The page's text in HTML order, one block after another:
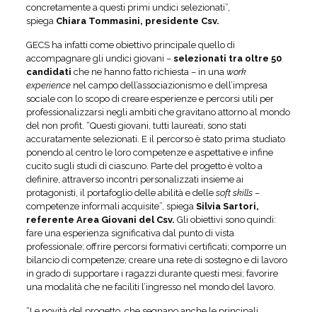
concretamente a questi primi undici selezionati”,
spiega Chiara Tommasini, presidente Csv.
GECS ha infatti come obiettivo principale quello di
accompagnare gli undici giovani –selezionati tra oltre 50
candidati che ne hanno fatto richiesta – in unawork
experiencenel campo dell’associazionismo e dell’impresa
sociale con lo scopo di creare esperienze e percorsi utili per
professionalizzarsi negli ambiti che gravitano attorno al mondo
del non profit. “Questi giovani, tutti laureati, sono stati
accuratamente selezionati. E il percorso è stato prima studiato
ponendo al centro le loro competenze e aspettative e infine
cucito sugli studi di ciascuno. Parte del progetto è volto a
definire, attraverso incontri personalizzati insieme ai
protagonisti, il portafoglio delle abilità e delle soft skills–
competenze informali acquisite”, spiega Silvia Sartori,
referente Area Giovani del Csv. Gli obiettivi sono quindi:
fare una esperienza significativa dal punto di vista
professionale; offrire percorsi formativi certificati; comporre un
bilancio di competenze; creare una rete di sostegno e di lavoro
in grado di supportare i ragazzi durante questi mesi; favorire
una modalità che ne faciliti l’ingresso nel mondo del lavoro.